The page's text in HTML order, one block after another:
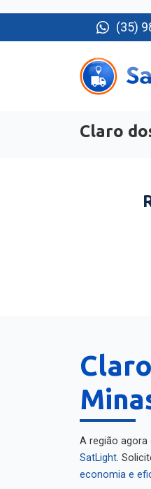
(35)
Claro
A região
SatLight
.
economia e